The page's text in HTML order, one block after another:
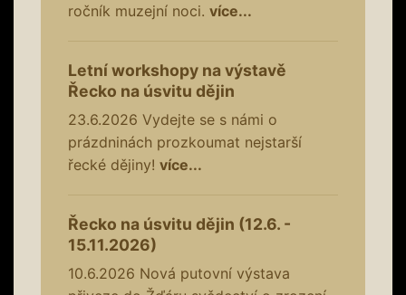
ročník muzejní noci. více...
Letní workshopy na výstavě
Řecko na úsvitu dějin
23.6.2026 Vydejte se s námi o
prázdninách prozkoumat nejstarší
řecké dějiny! více...
Řecko na úsvitu dějin (12.6. -
15.11.2026)
10.6.2026 Nová putovní výstava